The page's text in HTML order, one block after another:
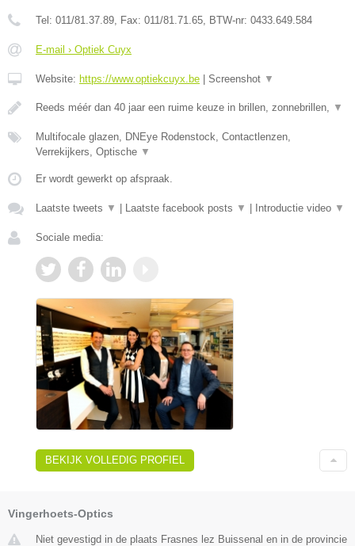
Tel: 011/81.37.89, Fax: 011/81.71.65, BTW-nr: 0433.649.584
E-mail › Optiek Cuyx
Website: https://www.optiekcuyx.be Screenshot ▼
Reeds méér dan 40 jaar een ruime keuze in brillen, zonnebrillen, ▼
Multifocale glazen, DNEye Rodenstock, Contactlenzen,
Verrekijkers, Optische ▼
Er wordt gewerkt op afspraak.
Laatste tweets ▼ Laatste facebook posts ▼ Introductie video ▼
Sociale media:
BEKIJK VOLLEDIG PROFIEL
Vingerhoets-Optics
Niet gevestigd in de plaats Frasnes lez Buissenal en in de provincie